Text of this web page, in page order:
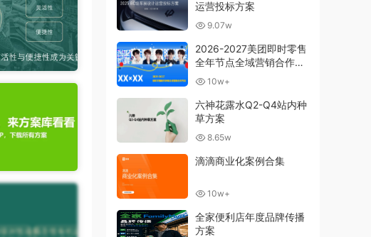
运营投标方案
9.07w
2026-2027美团即时零售
全年节点全域营销合作方
案 10w+
六神花露水Q2-Q4站内种
草方案
8.65w
滴滴商业化案例合集
10w+
全家便利店年度品牌传播
方案